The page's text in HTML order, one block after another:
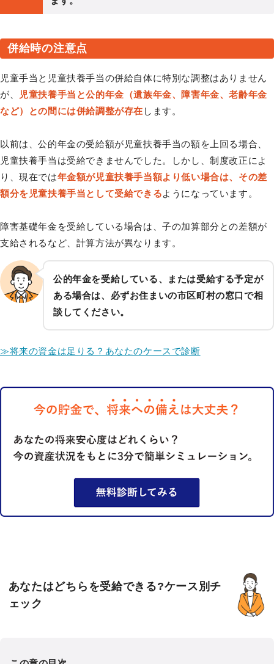
併給時の注意点
児童手当と児童扶養手当の併給自体に特別な調整はありません
が、
児童扶養手当と公的年金（遺族年金、障害年金、老齢年金
など）との間には併給調整が存在 します。
以前は、公的年金の受給額が児童扶養手当の額を上回る場合、
児童扶養手当は受給できませんでした。しかし、制度改正によ
り、現在では年金額が児童扶養手当額より低い場合は、その差
額分を児童扶養手当として受給できるようになっています。
障害基礎年金を受給している場合は、子の加算部分との差額が
支給されるなど、計算方法が異なります。
公的年金を受給している、または受給する予定が
ある場合は、必ずお住まいの市区町村の窓口で相
談してください。
≫将来の資金は足りる？あなたのケースで診断
あなたはどちらを受給できる?ケース別チ
ェック